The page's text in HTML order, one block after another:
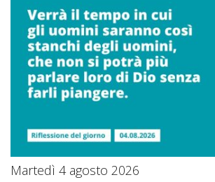
Martedì 4 agosto 2026